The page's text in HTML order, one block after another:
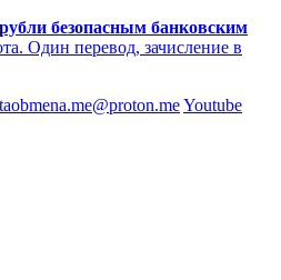
безопасным банковским
Один перевод, зачисление в
Youtube